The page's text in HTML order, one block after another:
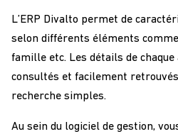
L’ERP Divalto permet de
selon différents éléments
famille etc. Les détails de
consultés et facilement
recherche simples.
Au sein du logiciel de gestion,